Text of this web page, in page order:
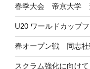
春季大会 帝京大学
U20 ワールドカップ
春オープン戦 同志社
スクラム強化に向け